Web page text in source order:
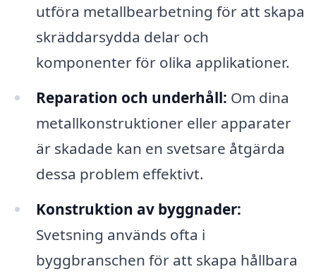
utföra metallbearbetning för att skapa
skräddarsydda delar och
komponenter för olika applikationer.
Reparation och underhåll: Om dina
metallkonstruktioner eller apparater
är skadade kan en svetsare åtgärda
dessa problem effektivt.
Konstruktion av byggnader:
Svetsning används ofta i
byggbranschen för att skapa hållbara